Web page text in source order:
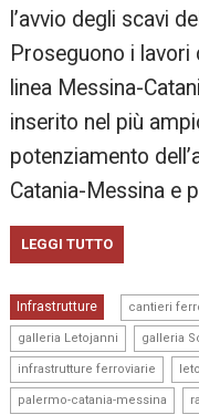
l’avvio degli scavi
Proseguono i
linea Messina-
inserito nel più
potenziamento
Catania-Messina e
LEGGI TUTTO
Infrastrutture cantieri
galleria Letojanni galleria
infrastrutture ferroviarie
palermo-catania-messina